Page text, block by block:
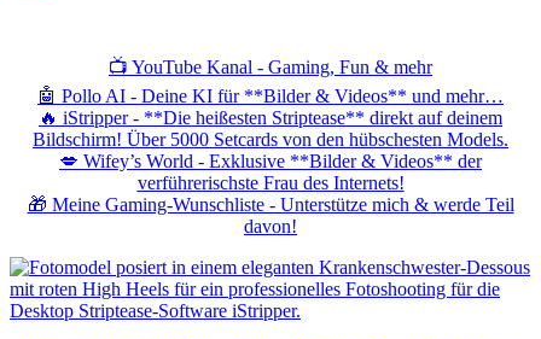
📺 YouTube Kanal - Gaming, Fun & mehr
🤖 Pollo AI - Deine KI für **Bilder & Videos** und mehr…
🔥 iStripper - **Die heißesten Striptease** direkt auf deinem
Bildschirm! Über 5000 Setcards von den hübschesten Models.
💋 Wifey’s World - Exklusive **Bilder & Videos** der
verführerischste Frau des Internets!
🎁 Meine Gaming-Wunschliste - Unterstütze mich & werde Teil
davon!